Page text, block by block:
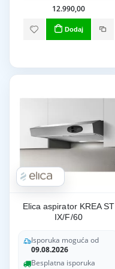
12.990,00
Dodaj
Elica aspirator KREA ST
IX/F/60
Isporuka moguća od
09.08.2026
Besplatna isporuka